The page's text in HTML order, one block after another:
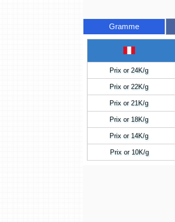
Gramme
Prix or 24K/g
Prix or 22K/g
Prix or 21K/g
Prix or 18K/g
Prix or 14K/g
Prix or 10K/g